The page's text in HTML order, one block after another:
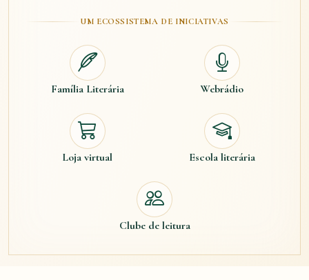
UM ECOSSISTEMA DE INICIATIVAS
Família Literária Webrádio
Loja virtual Escola literária
Clube de leitura